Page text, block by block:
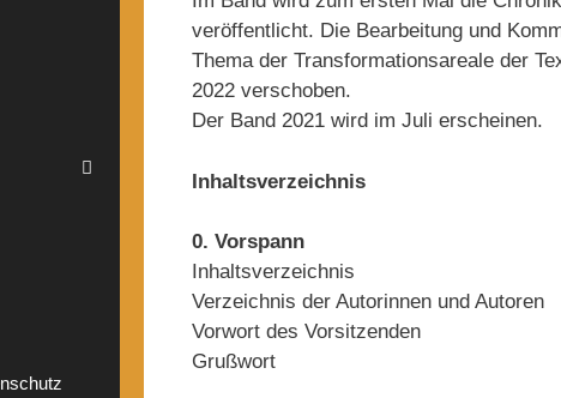
veröffentlicht. Die Bearbeitung und
Thema der Transformationsareale der
2022 verschoben.
Der Band 2021 wird im Juli erscheinen.
Inhaltsverzeichnis
0. Vorspann
Inhaltsverzeichnis
Verzeichnis der Autorinnen und Autoren
Vorwort des Vorsitzenden
Grußwort